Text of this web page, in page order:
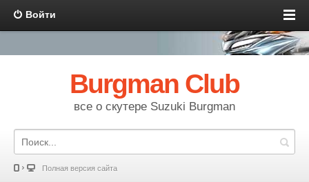
Войти
Burgman Club
все о скутере Suzuki Burgman
Полная версия сайта